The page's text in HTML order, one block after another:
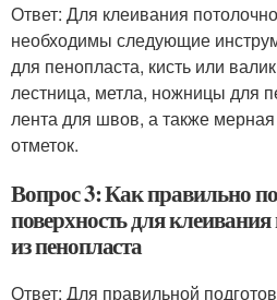
Ответ: Для клеивания
необходимы следующие
для пенопласта, кисть или
лестница, метла, ножницы для
лента для швов, а также
отметок.
Вопрос 3: Как правильно
поверхность для
из пенопласта
Ответ: Для правильной